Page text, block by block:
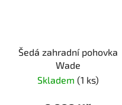
Šedá zahradní pohovka
Wade
Skladem (1 ks)